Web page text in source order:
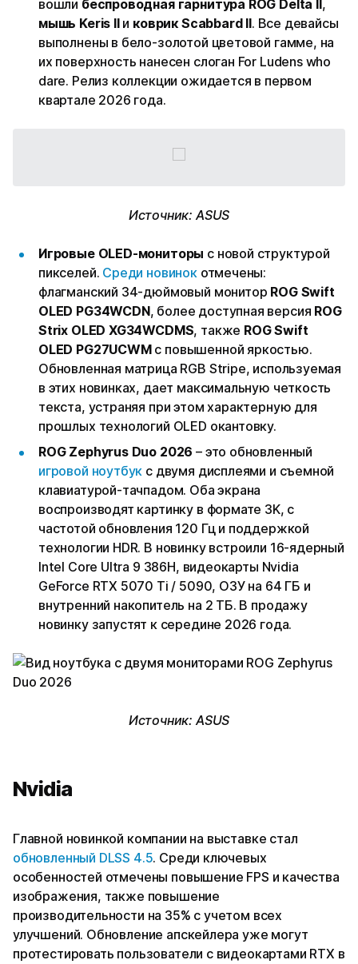
вошли беспроводная гарнитура ROG Delta II,
мышь Keris II и коврик Scabbard II. Все девайсы
выполнены в бело-золотой цветовой гамме, на
их поверхность нанесен слоган For Ludens who
dare. Релиз коллекции ожидается в первом
квартале 2026 года.
Источник: ASUS
Игровые OLED-мониторы с новой структурой
пикселей. Среди новинок отмечены:
флагманский 34-дюймовый монитор ROG Swift
OLED PG34WCDN, более доступная версия ROG
Strix OLED XG34WCDMS, также ROG Swift
OLED PG27UCWMс повышенной яркостью.
Обновленная матрица RGB Stripe, используемая
в этих новинках, дает максимальную четкость
текста, устраняя при этом характерную для
прошлых технологий OLED окантовку.
ROG Zephyrus Duo 2026 – это обновленный
игровой ноутбук с двумя дисплеями и съемной
клавиатурой-тачпадом. Оба экрана
воспроизводят картинку в формате 3K, с
частотой обновления 120 Гц и поддержкой
технологии HDR. В новинку встроили 16-ядерный
Intel Core Ultra 9 386H, видеокарты Nvidia
GeForce RTX 5070 Ti / 5090, ОЗУ на 64 ГБ и
внутренний накопитель на 2 ТБ. В продажу
новинку запустят к середине 2026 года.
Источник: ASUS
Nvidia
Главной новинкой компании на выставке стал
обновленный DLSS 4.5. Среди ключевых
особенностей отмечены повышение FPS и качества
изображения, также повышение
производительности на 35% с учетом всех
улучшений. Обновление апскейлера уже могут
протестировать пользователи с видеокартами RTX в